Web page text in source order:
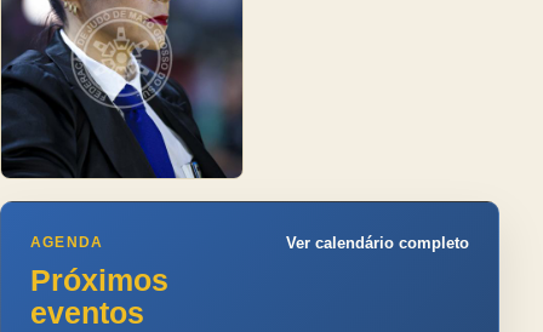
AGENDA
Próximos
eventos
Ver calendário completo